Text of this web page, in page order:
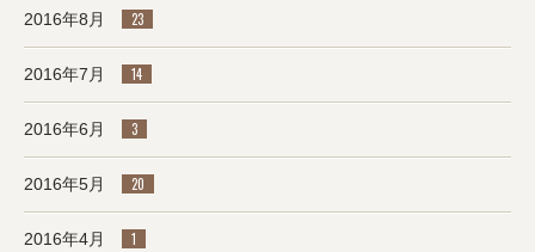
2016年8月 23
2016年7月 14
2016年6月 3
2016年5月 20
2016年4月 1